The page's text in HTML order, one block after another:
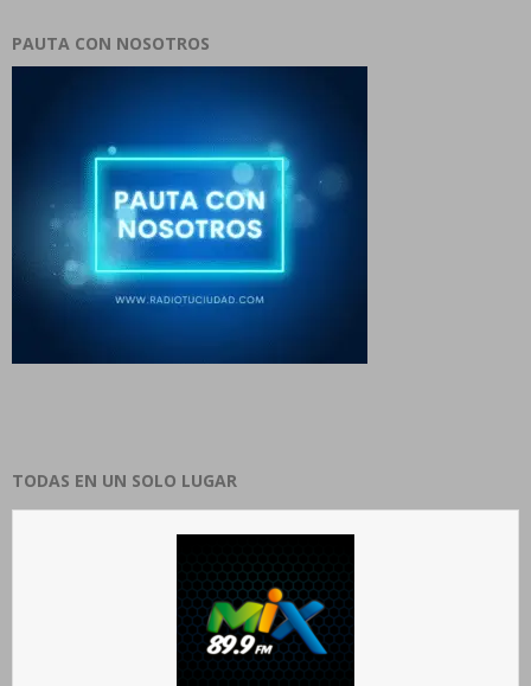
PAUTA CON NOSOTROS
TODAS EN UN SOLO LUGAR